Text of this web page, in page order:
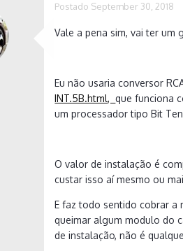
Postado September 30, 2018
Vale a pena sim, vai ter um
Eu não usaria conversor
INT.5B.html,que funciona
um processador tipo Bit
O valor de instalação é
custar isso aí mesmo ou
E faz todo sentido cobrar a
queimar algum modulo do
de instalação, não é